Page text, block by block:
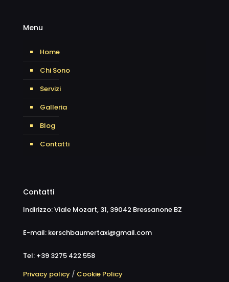
Menu
Home
Chi Sono
Servizi
Galleria
Blog
Contatti
Contatti
Indirizzo: Viale Mozart, 31, 39042 Bressanone BZ
E-mail: kerschbaumertaxi@gmail.com
Tel: +39 3275 422 558
Privacy policy / Cookie Policy